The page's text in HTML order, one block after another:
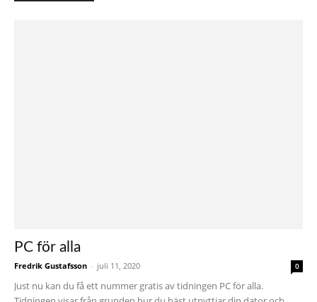
PC för alla
Fredrik Gustafsson - juli 11, 2020 0
Just nu kan du få ett nummer gratis av tidningen PC för alla.